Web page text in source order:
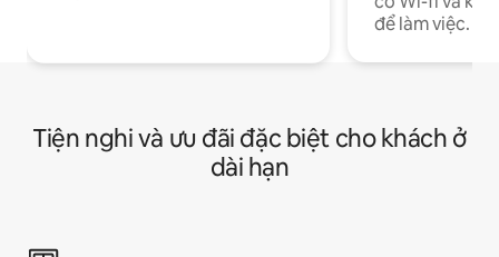
để làm việc.
Tiện nghi và ưu đãi đặc biệt cho khách ở
dài hạn